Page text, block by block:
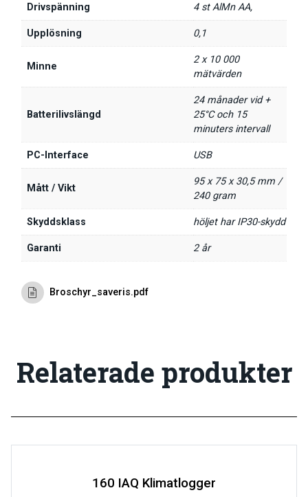
Drivspänning 4 st AlMn AA,
Upplösning 0,1
Minne
2 x 10 000
mätvärden
Batterilivslängd
24 månader vid +
25°C och 15
minuters intervall
PC-Interface USB
Mått / Vikt
95 x 75 x 30,5 mm /
240 gram
Skyddsklass höljet har IP30-skydd
Garanti 2 år
Broschyr_saveris.pdf
Relaterade produkter
160 IAQ Klimatlogger